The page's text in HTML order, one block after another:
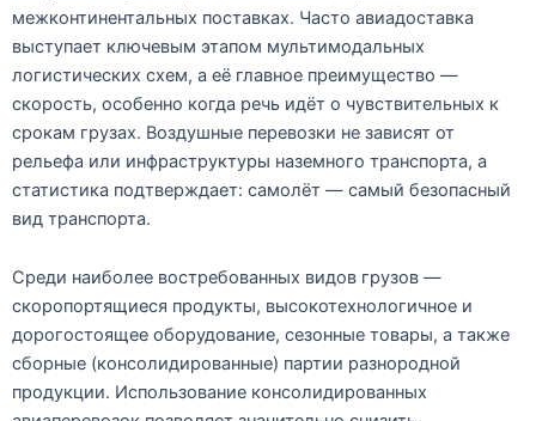
межконтинентальных поставках. Часто авиадоставка
выступает ключевым этапом мультимодальных
логистических схем, а её главное преимущество —
скорость, особенно когда речь идёт о чувствительных к
срокам грузах. Воздушные перевозки не зависят от
рельефа или инфраструктуры наземного транспорта, а
статистика подтверждает: самолёт — самый безопасный
вид транспорта.
Среди наиболее востребованных видов грузов —
скоропортящиеся продукты, высокотехнологичное и
дорогостоящее оборудование, сезонные товары, а также
сборные (консолидированные) партии разнородной
продукции. Использование консолидированных